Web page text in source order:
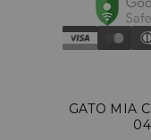
GATO MIA